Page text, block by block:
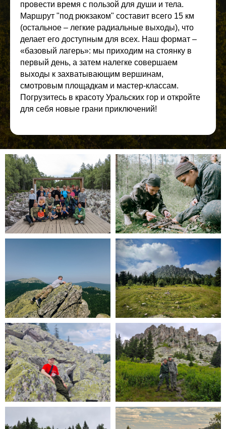
провести время с пользой для души и тела.
Маршрут "под рюкзаком" составит всего 15 км
(остальное – легкие радиальные выходы), что
делает его доступным для всех. Наш формат –
«базовый лагерь»: мы приходим на стоянку в
первый день, а затем налегке совершаем
выходы к захватывающим вершинам,
смотровым площадкам и мастер-классам.
Погрузитесь в красоту Уральских гор и откройте
для себя новые грани приключений!
ПЛАН ПУТЕШЕСТВИЯ